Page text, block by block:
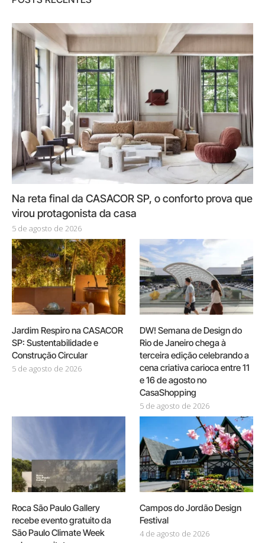
Na reta final da CASACOR SP, o conforto prova que
virou protagonista da casa
5 de agosto de 2026
Jardim Respiro na CASACOR
SP: Sustentabilidade e
Construção Circular
5 de agosto de 2026
DW! Semana de Design do
Rio de Janeiro chega à
terceira edição celebrando a
cena criativa carioca entre 11
e 16 de agosto no
CasaShopping
5 de agosto de 2026
Roca São Paulo Gallery
recebe evento gratuito da
São Paulo Climate Week
Campos do Jordão Design
Festival
4 de agosto de 2026